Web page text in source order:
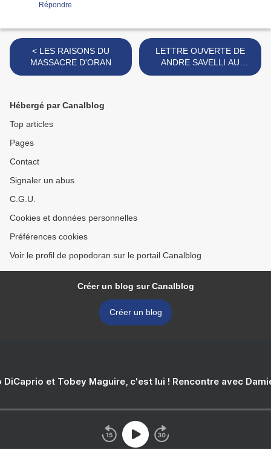
Répondre
< LES RAISONS DU
MASSACRE D'ORAN
LETTRE OUVERTE DE
ANDRE SAVELLI AU
PRESIDENT ALGERIEN >
Hébergé par Canalblog
Top articles
Pages
Contact
Signaler un abus
C.G.U.
Cookies et données personnelles
Préférences cookies
Voir le profil de popodoran sur le portail Canalblog
Créer un blog sur Canalblog
Créer un blog
DiCaprio et Tobey Maguire, c'est lui ! Rencontre avec